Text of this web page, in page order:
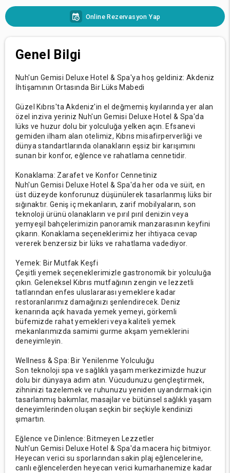
Online Rezervasyon Yap
Genel Bilgi
Nuh'un Gemisi Deluxe Hotel & Spa'ya hoş geldiniz: Akdeniz
İhtişamının Ortasında Bir Lüks Mabedi
Güzel Kıbrıs'ta Akdeniz'in el değmemiş kıyılarında yer alan
özel inziva yeriniz Nuh'un Gemisi Deluxe Hotel & Spa'da
lüks ve huzur dolu bir yolculuğa yelken açın. Efsanevi
gemiden ilham alan otelimiz, Kıbrıs misafirperverliği ve
dünya standartlarında olanakların eşsiz bir karışımını
sunan bir konfor, eğlence ve rahatlama cennetidir.
Konaklama: Zarafet ve Konfor Cennetiniz
Nuh'un Gemisi Deluxe Hotel & Spa'da her oda ve süit, en
üst düzeyde konforunuz düşünülerek tasarlanmış lüks bir
sığınaktır. Geniş iç mekanların, zarif mobilyaların, son
teknoloji ürünü olanakların ve pırıl pırıl denizin veya
yemyeşil bahçelerimizin panoramik manzarasının keyfini
çıkarın. Konaklama seçeneklerimiz her ihtiyaca cevap
vererek benzersiz bir lüks ve rahatlama vadediyor.
Yemek: Bir Mutfak Keşfi
Çeşitli yemek seçeneklerimizle gastronomik bir yolculuğa
çıkın. Geleneksel Kıbrıs mutfağının zengin ve lezzetli
tatlarından enfes uluslararası yemeklere kadar
restoranlarımız damağınızı şenlendirecek. Deniz
kenarında açık havada yemek yemeyi, görkemli
büfemizde rahat yemekleri veya kaliteli yemek
mekanlarımızda samimi gurme akşam yemeklerini
deneyimleyin.
Wellness & Spa: Bir Yenilenme Yolculuğu
Son teknoloji spa ve sağlıklı yaşam merkezimizde huzur
dolu bir dünyaya adım atın. Vücudunuzu gençleştirmek,
zihninizi tazelemek ve ruhunuzu yeniden uyandırmak için
tasarlanmış bakımlar, masajlar ve bütünsel sağlıklı yaşam
deneyimlerinden oluşan seçkin bir seçkiyle kendinizi
şımartın.
Eğlence ve Dinlence: Bitmeyen Lezzetler
Nuh'un Gemisi Deluxe Hotel & Spa'da macera hiç bitmiyor.
Heyecan verici su sporlarından sakin plaj eğlencelerine,
canlı eğlencelerden heyecan verici kumarhanemize kadar